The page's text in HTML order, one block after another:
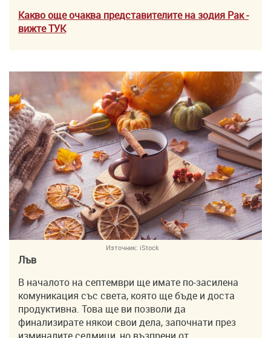
Какво още очаква представителите на зодия Рак-
вижте ТУK
Източник: iStock
Лъв
В началото на септември ще имате по-засилена
комуникация със света, която ще бъде и доста
продуктивна. Това ще ви позволи да
финализирате някои свои дела, започнати през